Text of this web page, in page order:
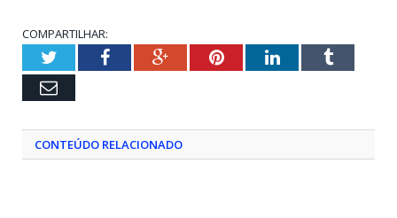
COMPARTILHAR:
TwitterFacebookGoogle+PinterestLinkedInTumblr
Email
CONTEÚDO RELACIONADO